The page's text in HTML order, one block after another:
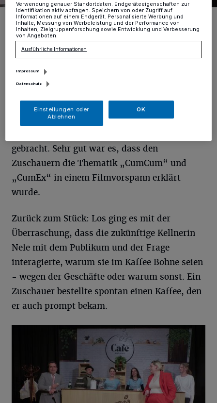
Besprechung des Deals.
Foto: Timo Kremerius
D
as von Ina C. Kocher, die Autorin war
Abend der Aufführung anwesend,
geschriebene Stück wurde von der
gebracht. Sehr gut war es, dass den
Zuschauern die Thematik „CumCum“ und
„CumEx“ in einem Filmvorspann erklärt
wurde.
Zurück zum Stück: Los ging es mit der
Überraschung, dass die zukünftige Kellnerin
Nele mit dem Publikum und der Frage
interagierte, warum sie im Kaffee Bohne seien
- wegen der Geschäfte oder warum sonst. Ein
Zuschauer bestellte spontan einen Kaffee, den
er auch prompt bekam.
Verwendung genauer Standortdaten. Endgeräteeigenschaften zur
Identifikation aktiv abfragen. Speichern von oder Zugriff auf
Informationen auf einem Endgerät. Personalisierte Werbung und
Inhalte, Messung von Werbeleistung und der Performance von
Inhalten, Zielgruppenforschung sowie Entwicklung und Verbesserung
von Angeboten.
Ausführliche Informationen
Impressum
Datenschutz
Einstellungen oder
Ablehnen
OK